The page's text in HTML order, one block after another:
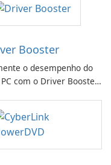
Booster
o desempenho do
com o Driver Booster